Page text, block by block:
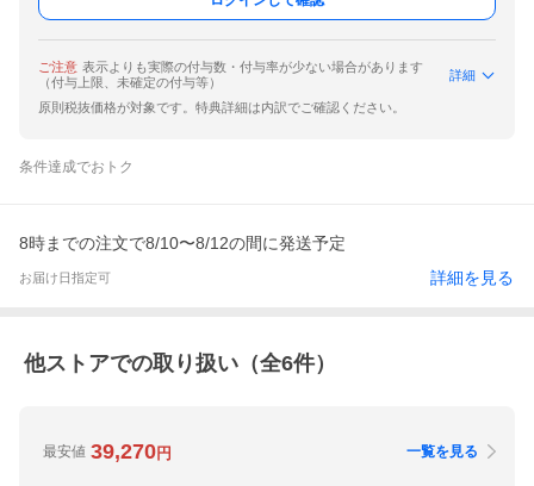
ご注意 表示よりも実際の付与数・付与率が少ない場合があります
（付与上限、未確定の付与等）
詳細
原則税抜価格が対象です。特典詳細は内訳でご確認ください。
条件達成でおトク
8時までの注文で8/10〜8/12の間に発送予定
お届け日指定可 詳細を見る
他ストアでの取り扱い（全6件）
最安値 39,270円 一覧を見る